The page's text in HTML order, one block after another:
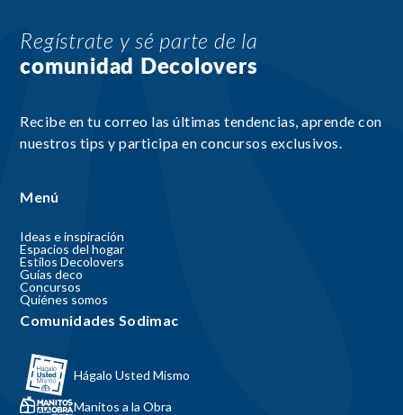
Regístrate y sé parte de la
comunidad Decolovers
Recibe en tu correo las últimas tendencias, aprende con
nuestros tips y participa en concursos exclusivos.
Menú
Ideas e inspiración
Espacios del hogar
Estilos Decolovers
Guías deco
Concursos
Quiénes somos
Comunidades Sodimac
Hágalo Usted Mismo
Manitos a la Obra